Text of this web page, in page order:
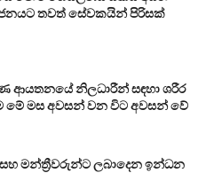
තවත් සේවකයින් පිරිසක්
ආයතනයේ නිලධාරීන් සඳහා ශරීර
මේ මස අවසන් වන විට අවසන් වේ
සහ මන්ත්‍රීවරුන්ට ලබාදෙන ඉන්ධන